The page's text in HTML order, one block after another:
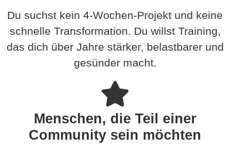
Du suchst kein 4-Wochen-Projekt und keine
schnelle Transformation. Du willst Training,
das dich über Jahre stärker, belastbarer und
gesünder macht.
Menschen, die Teil einer
Community sein möchten